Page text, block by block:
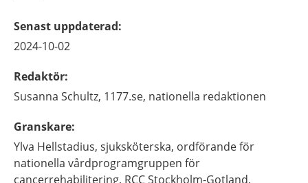
Senast uppdaterad:
2024-10-02
Redaktör:
Susanna Schultz, 1177.se, nationella redaktionen
Granskare:
Ylva Hellstadius, sjuksköterska, ordförande för
nationella vårdprogramgruppen för
cancerrehabilitering, RCC Stockholm-Gotland,